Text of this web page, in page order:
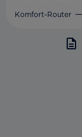
Komfort-Router